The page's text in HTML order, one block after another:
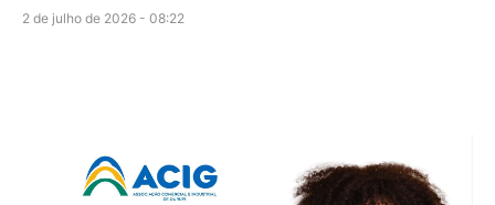
2 de julho de 2026 - 08:22